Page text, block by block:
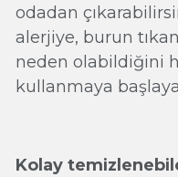
odadan
alerjiye, burun
neden olabildiğini
kullanmaya
Kolay